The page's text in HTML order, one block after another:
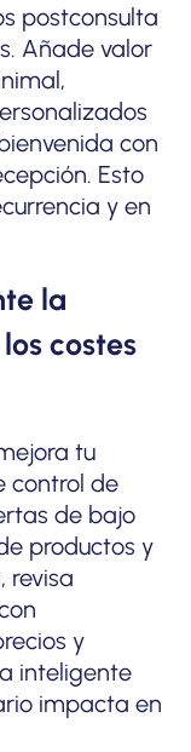
postconsulta
Añade valor
con
Esto
y en
la
costes
tu
control de
de bajo
productos y
revisa
y
inteligente
impacta en